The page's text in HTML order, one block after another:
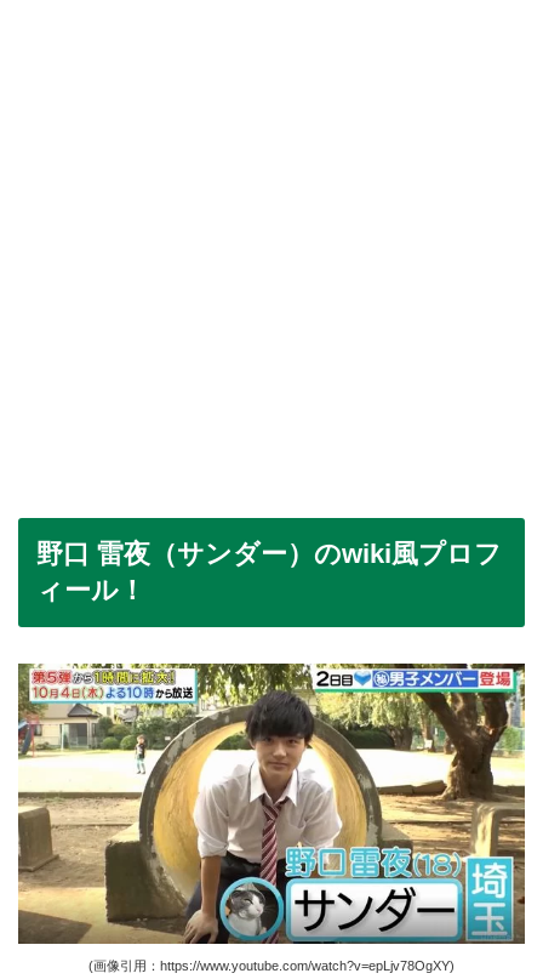
野口 雷夜（サンダー）のwiki風プロフ
ィール！
(画像引用：https://www.youtube.com/watch?v=epLjv78OgXY)